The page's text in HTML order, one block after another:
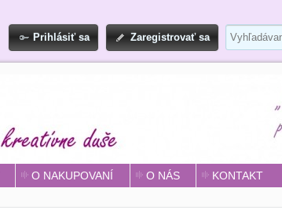
Prihlásiť sa Zaregistrovať sa
O NAKUPOVANÍ O NÁS KONTAKT